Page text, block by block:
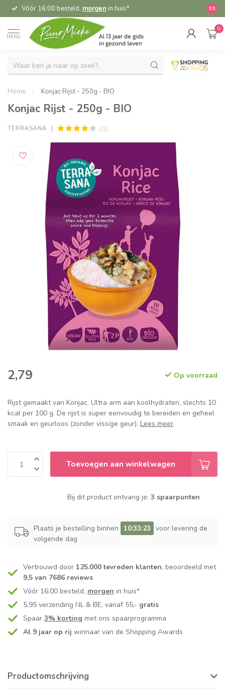
Vóór 16:00 besteld, morgen in huis* 9.5
MENU
0
Home / Konjac Rijst - 250g - BIO
Konjac Rijst - 250g - BIO
TERRASANA (1)
2,79 Op voorraad
Rijst gemaakt van Konjac. Ultra arm aan koolhydraten, slechts 10
kcal per 100 g. De rijst is super eenvoudig te bereiden en geheel
smaak en geurloos (zonder vissige geur). Lees meer.
Toevoegen aan winkelwagen
Bij dit product ontvang je: 3 spaarpunten
Plaats je bestelling binnen 10:33:23 voor levering de
volgende dag
Vertrouwd door 125.000 tevreden klanten, beoordeeld met
9,5 van 7686 reviews
Vóór 16:00 besteld, morgen in huis*
5,95 verzending NL & BE, vanaf 55,- gratis
Spaar 3% korting met ons spaarprogramma
Al 9 jaar op rij winnaar van de Shopping Awards
Productomschrijving